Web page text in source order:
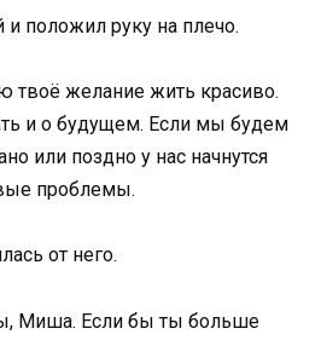
положил руку на плечо.
твоё желание жить красиво.
и о будущем. Если мы будем
или поздно у нас начнутся
проблемы.
от него.
Миша. Если бы ты больше